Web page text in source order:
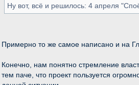
Ну вот, всё и решилось: 4 апреля
Примерно то же самое написано и на
Конечно, нам понятно стремление
тем паче, что проект пользуется